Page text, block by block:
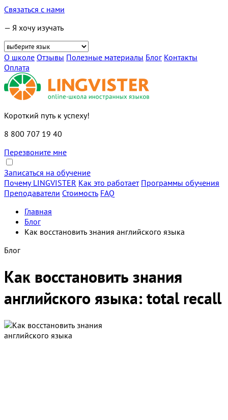
Связаться с нами
— Я хочу изучать
О школе Отзывы Полезные материалы Блог Контакты
Оплата
Короткий путь к успеху!
8 800 707 19 40
Перезвоните мне
Записаться на обучение
Почему LINGVISTER Как это работает Программы обучения
Преподаватели Стоимость FAQ
Главная
Блог
Как восстановить знания английского языка
Блог
Как восстановить знания
английского языка: total recall